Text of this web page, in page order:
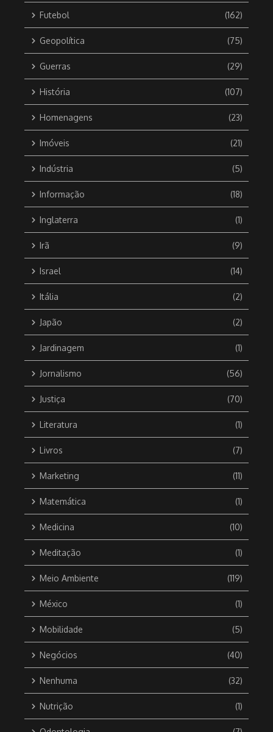
Futebol (162)
Geopolítica (75)
Guerras (29)
História (107)
Homenagens (23)
Imóveis (21)
Indústria (5)
Informação (18)
Inglaterra (1)
Irã (9)
Israel (14)
Itália (2)
Japão (2)
Jardinagem (1)
Jornalismo (56)
Justiça (70)
Literatura (1)
Livros (7)
Marketing (11)
Matemática (1)
Medicina (10)
Meditação (1)
Meio Ambiente (119)
México (1)
Mobilidade (5)
Negócios (40)
Nenhuma (32)
Nutrição (1)